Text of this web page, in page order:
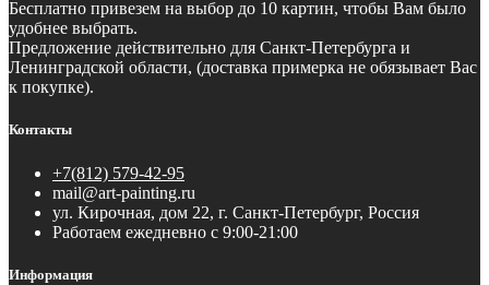
Бесплатно привезем на выбор до 10 картин, чтобы Вам было
удобнее выбрать.
Предложение действительно для Санкт-Петербурга и
Ленинградской области, (доставка примерка не обязывает Вас
к покупке).
Контакты
+7(812) 579-42-95
mail@art-painting.ru
ул. Кирочная, дом 22, г. Санкт-Петербург, Россия
Работаем ежедневно с 9:00-21:00
Информация